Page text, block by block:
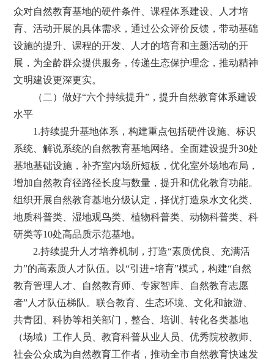
众对自然教育基地的硬件条件、课程体系建设、人才培
育、活动开展的具体需求，通过公众评价反馈，带动基础
设施的提升、课程的开发、人才的培育和主题活动的开
展，为全龄群众提供服务，传递生态保护理念，推动精神
文明建设更深更实。
（二）做好“六个持续提升”，提升自然教育体系建设
水平
1.持续提升基地体系，构建重点包括硬件设施、标识
系统、解说系统的自然教育基地网络。全面建设提升30处
基地基础设施，补齐室内场所短板，优化室外场地布局，
增加自然教育径路径长度与数量，提升和优化教育功能。
组织开展自然教育基地分级认定，择优打造泉水文化类、
地质科普类、湿地观鸟类、植物科普类、动物科普类、科
研类等10处高品质示范基地。
2.持续提升人才培养机制，打造“素质优良、充满活
力”的高素质人才队伍。以“引进+培育”模式，构建“自然
教育管理人才、自然教育师、专家智库、自然教育志愿
者”人才队伍梯队。联合教育、生态环境、文化和旅游、
共青团、科协等相关部门，整合、培训、转化各类基地
（场域）工作人员、教育科普从业人员、优秀院校教师、
社会公众成为自然教育工作者，推动全市自然教育快速发